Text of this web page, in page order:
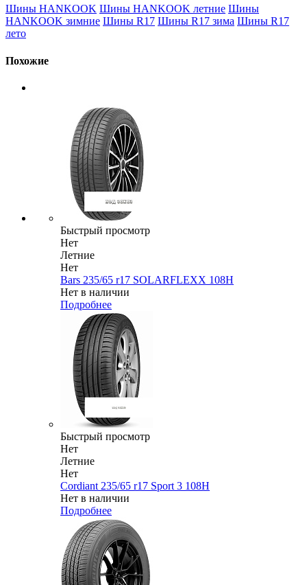
Шины HANKOOK Шины HANKOOK летние Шины
HANKOOK зимние Шины R17 Шины R17 зима Шины R17
лето
Похожие
Быстрый просмотр
Нет
Летние
Нет
Bars 235/65 r17 SOLARFLEXX 108H
Нет в наличии
Подробнее
Быстрый просмотр
Нет
Летние
Нет
Cordiant 235/65 r17 Sport 3 108H
Нет в наличии
Подробнее